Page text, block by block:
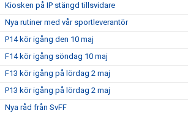
Kiosken på IP stängd tillsvidare
Nya rutiner med vår sportleverantör
P14 kör igång den 10 maj
F14 kör igång söndag 10 maj
F13 kör igång på lördag 2 maj
P13 kör igång på lördag 2 maj
Nya råd från SvFF